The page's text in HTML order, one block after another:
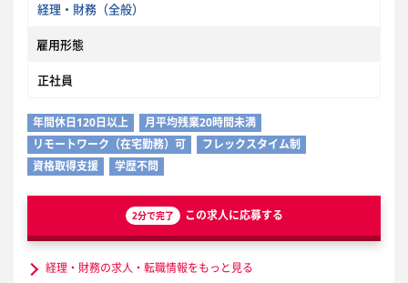
経理・財務（全般）
雇用形態
正社員
年間休日120日以上
月平均残業20時間未満
リモートワーク（在宅勤務）可
フレックスタイム制
資格取得支援
学歴不問
2分で完了 この求人に応募する
経理・財務の求人・転職情報をもっと見る